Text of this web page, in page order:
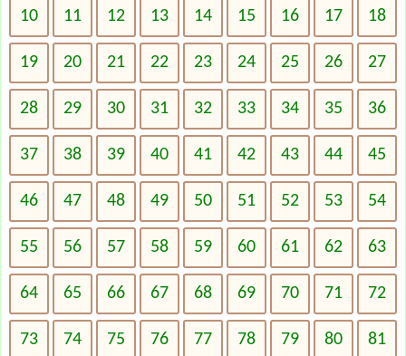
10 11 12 13 14 15 16 17 18
19 20 21 22 23 24 25 26 27
28 29 30 31 32 33 34 35 36
37 38 39 40 41 42 43 44 45
46 47 48 49 50 51 52 53 54
55 56 57 58 59 60 61 62 63
64 65 66 67 68 69 70 71 72
73 74 75 76 77 78 79 80 81